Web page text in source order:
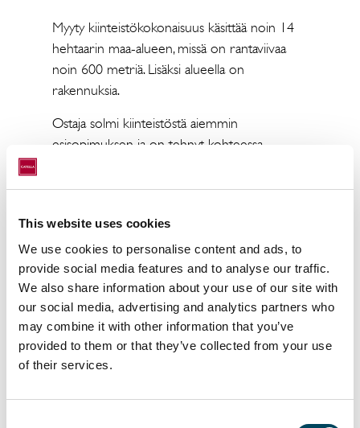
This website uses cookies
We use cookies to personalise content and ads, to
provide social media features and to analyse our traffic.
We also share information about your use of our site with
our social media, advertising and analytics partners who
may combine it with other information that you’ve
provided to them or that they’ve collected from your use
of their services.
Myyty kiinteistökokonaisuus käsittää noin 14
hehtaarin maa-alueen, missä on rantaviivaa
noin 600 metriä. Lisäksi alueella on
rakennuksia.
Ostaja solmi kiinteistöstä aiemmin
esisopimuksen ja on tehnyt kohteessa
Ostaja suunnittelee rakentavansa alueelle noin
neuvonantajana.
Lisätietoja:
Erkki Hakala
Johtaja